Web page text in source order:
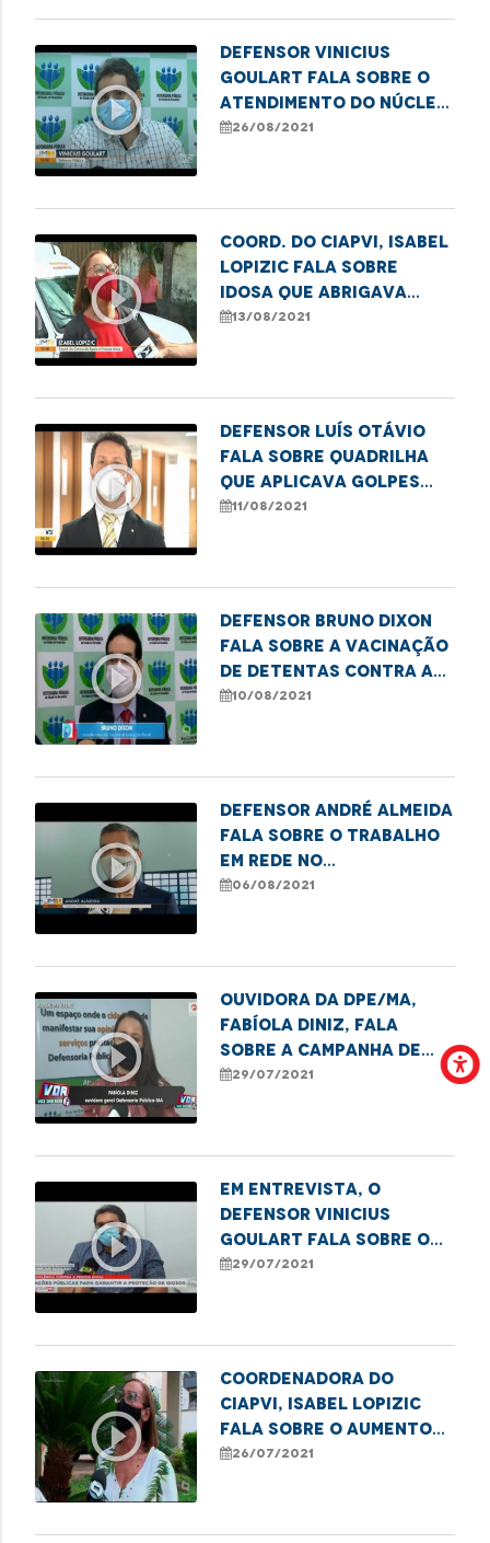
play_circle_outline
Defensor Vinicius
Goulart fala sobre o
atendimento do Núcleo
da Saúde
26/08/2021
play_circle_outline
Coord. do CIAPVI, Isabel
Lopizic fala sobre
idosa que abrigava
cães e vivia em
13/08/2021
play_circle_outline
Defensor Luís Otávio
fala sobre quadrilha
que aplicava golpes
contra consumidores
11/08/2021
play_circle_outline
Defensor Bruno Dixon
fala sobre a vacinação
de detentas contra a
Covid-19 em São Luís
10/08/2021
play_circle_outline
Defensor André Almeida
fala sobre o trabalho
em rede no
enfrentamento à
06/08/2021
play_circle_outline
Ouvidora da DPE/MA,
Fabíola Diniz, fala
sobre a campanha de
combate à violência
29/07/2021
play_circle_outline
Em entrevista, o
defensor Vinicius
Goulart fala sobre o
trabalho que o CIAPVI
29/07/2021
play_circle_outline
Coordenadora do
CIAPVI, Isabel Lopizic
fala sobre o aumento
de denúncias de
26/07/2021